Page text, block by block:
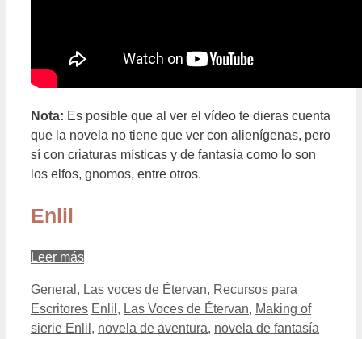
Nota: Es posible que al ver el vídeo te dieras cuenta
que la novela no tiene que ver con alienígenas, pero
sí con criaturas místicas y de fantasía como lo son
los elfos, gnomos, entre otros.
Enlil
Leer más
Categorías
General , Las voces de Étervan, Recursos para
Escritores Etiquetas
Enlil , Las Voces de Étervan, Making of
sierie Enlil , novela de aventura, novela de fantasía